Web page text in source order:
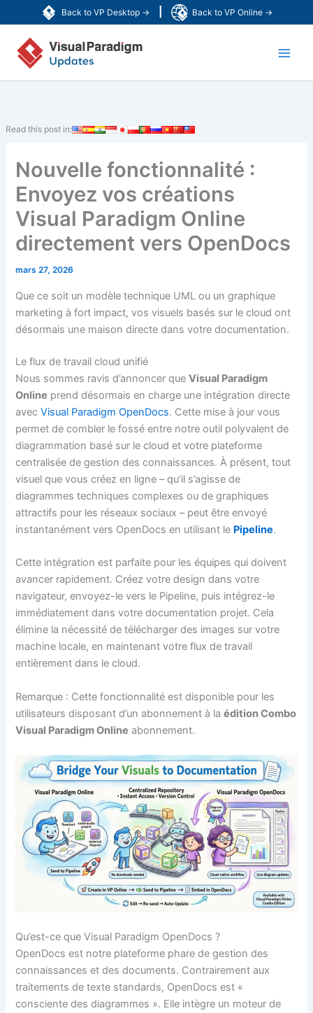
Back to VP Desktop → Back to VP Online →
au
contenu
Read this post in:
Nouvelle fonctionnalité :
Envoyez vos créations
Visual Paradigm Online
directement vers OpenDocs
mars 27, 2026
Que ce soit un modèle technique UML ou un graphique
marketing à fort impact, vos visuels basés sur le cloud ont
désormais une maison directe dans votre documentation.
Le flux de travail cloud unifié
Nous sommes ravis d’annoncer queVisual Paradigm
Online prend désormais en charge une intégration directe
avecVisual Paradigm OpenDocs. Cette mise à jour vous
permet de combler le fossé entre notre outil polyvalent de
diagrammation basé sur le cloud et votre plateforme
centralisée de gestion des connaissances. À présent, tout
visuel que vous créez en ligne – qu’il s’agisse de
diagrammes techniques complexes ou de graphiques
attractifs pour les réseaux sociaux – peut être envoyé
instantanément vers OpenDocs en utilisant le Pipeline.
Cette intégration est parfaite pour les équipes qui doivent
avancer rapidement. Créez votre design dans votre
navigateur, envoyez-le vers le Pipeline, puis intégrez-le
immédiatement dans votre documentation projet. Cela
élimine la nécessité de télécharger des images sur votre
machine locale, en maintenant votre flux de travail
entièrement dans le cloud.
Remarque : Cette fonctionnalité est disponible pour les
utilisateurs disposant d’un abonnement à laédition Combo
Visual Paradigm Online abonnement.
Qu’est-ce que Visual Paradigm OpenDocs ?
OpenDocs est notre plateforme phare de gestion des
connaissances et des documents. Contrairement aux
traitements de texte standards, OpenDocs est «
consciente des diagrammes ». Elle intègre un moteur de